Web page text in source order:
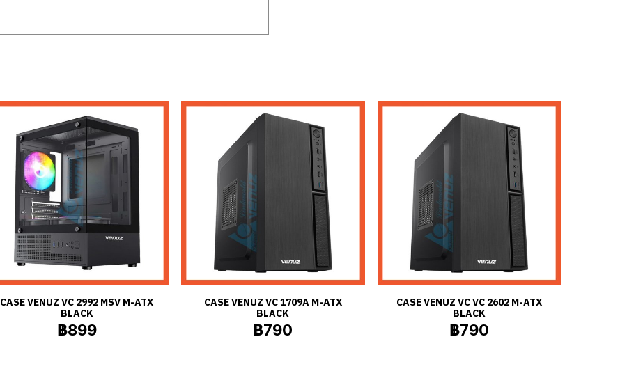
CASE VENUZ VC 2992 MSV M-ATX
BLACK
฿899
CASE VENUZ VC 1709A M-ATX
BLACK
฿790
CASE VENUZ VC VC 2602 M-ATX
BLACK
฿790